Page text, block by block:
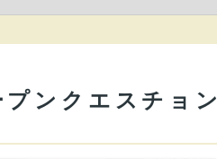
プンクエスチョン